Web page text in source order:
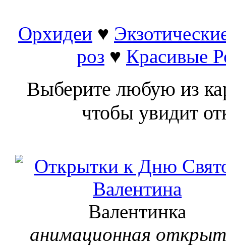
Орхидеи ♥
роз ♥ Красивые
Выберите любую из
чтобы увидит
Валентинка
анимационная